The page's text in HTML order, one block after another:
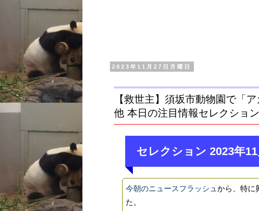
2023年11月27日月曜日
【救世主】須坂市動物園で「
他 本日の注目情報セレクション
セレクション 2023年
今朝のニュースフラッシュから、特に
た。